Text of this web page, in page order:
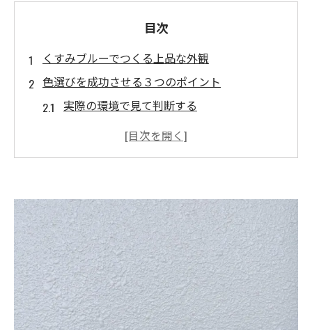
目次
くすみブルーでつくる上品な外観
色選びを成功させる３つのポイント
実際の環境で見て判断する
周囲の建物や景観との調和
くすみブルー×ホワイト
くすみブルー×チャコールグレー
くすみブルー×ウッド調のアクセント
くすみブルーに合う外壁素材と質感
サイディングやモルタルなど素材ごとの見
え方